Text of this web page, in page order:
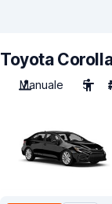
Toyota
Manuale
5